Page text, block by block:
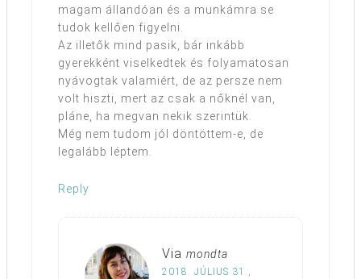
magam állandóan és a munkámra se
tudok kellően figyelni.
Az illetők mind pasik, bár inkább
gyerekként viselkedtek és folyamatosan
nyávogtak valamiért, de az persze nem
volt hiszti, mert az csak a nőknél van,
pláne, ha megvan nekik szerintük.
Még nem tudom jól döntöttem-e, de
legalább léptem.
Reply
Via mondta
2018. JÚLIUS 31.,